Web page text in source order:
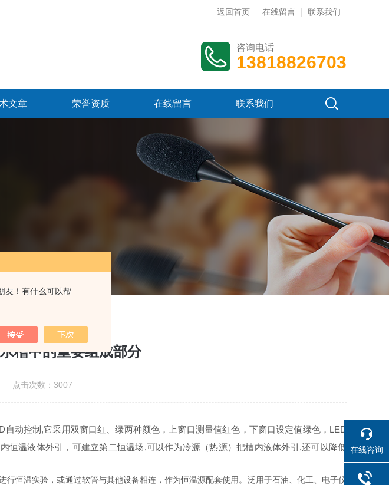
友！有什么可以帮
返回首页 在线留言 联系我们
咨询电话
13818826703
文章 荣誉资质 在线留言 联系我们
槽中的重要组成部分
点击次数：3007
控制,它采用双窗口红、绿两种颜色，上窗口测量值红色，下窗口设定值绿色，LED
温液体外引，可建立第二恒温场,可以作为冷源（热源）把槽内液体外引,还可以降低
恒温实验，或通过软管与其他设备相连，作为恒温源配套使用。泛用于石油、化工、电子仪
在线咨询